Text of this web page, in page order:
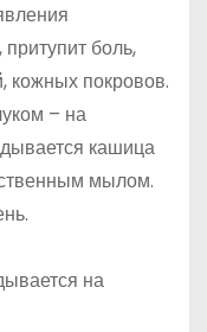
боль,
кожных покровов.
– на
кашица
мылом.
на